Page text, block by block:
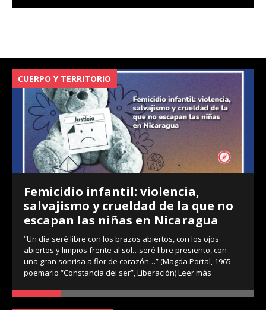
CUERPO Y TERRITORIO
Femicidio infantil: violencia,
salvajismo y crueldad de la que no
escapan las niñas en Nicaragua
“Un día seré libre con los brazos abiertos, con los ojos
abiertos y limpios frente al sol…seré libre presiento, con
una gran sonrisa a flor de corazón…” (Magda Portal, 1965
poemario “Constancia del ser”, Liberación)Leer más